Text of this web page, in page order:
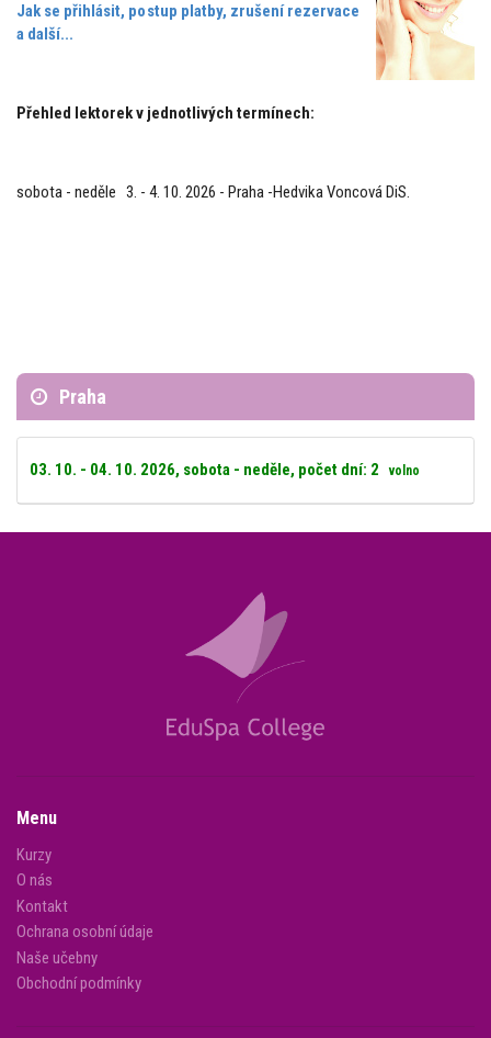
Jak se přihlásit, postup platby, zrušení rezervace
a další...
Přehled lektorek v jednotlivých termínech:
sobota - neděle 3. - 4. 10. 2026 - Praha -Hedvika Voncová DiS.
Praha
03. 10. - 04. 10. 2026, sobota - neděle, počet dní: 2 volno
Menu
Kurzy
O nás
Kontakt
Ochrana osobní údaje
Naše učebny
Obchodní podmínky